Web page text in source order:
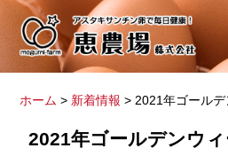
ホーム > 新着情報 > 2021年ゴール
2021年ゴールデンウ